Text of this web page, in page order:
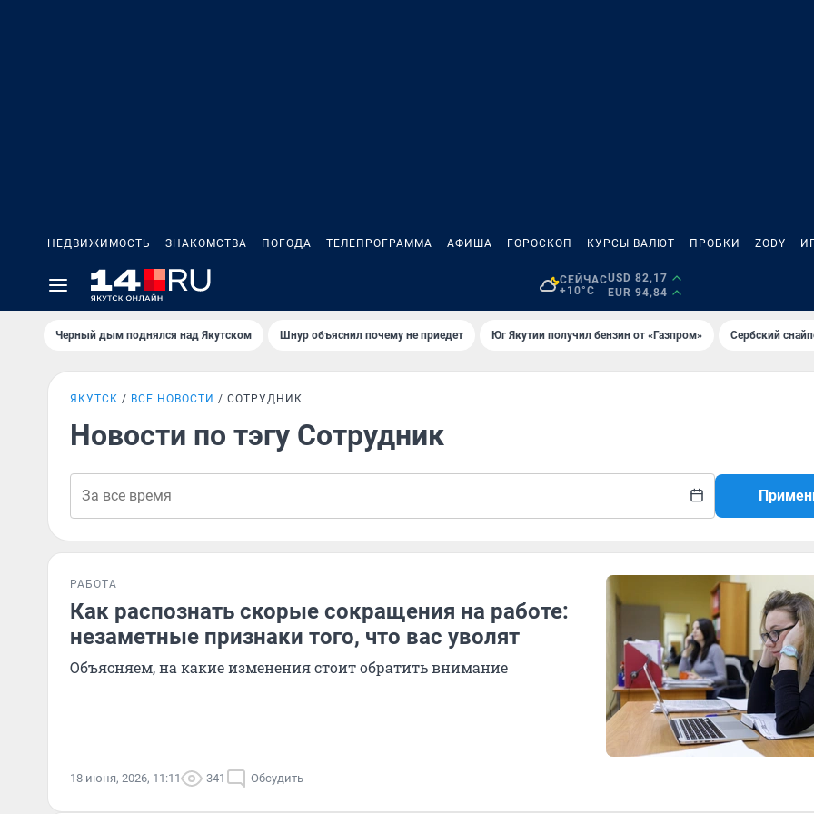
НЕДВИЖИМОСТЬ ЗНАКОМСТВА ПОГОДА ТЕЛЕПРОГРАММА АФИША ГОРОСКОП КУРСЫ ВАЛЮТ ПРОБКИ ZODY
СЕЙЧАС
+10°C
USD 82,17
EUR 94,84
Черный дым поднялся над Якутском Шнур объяснил почему не приедет Юг Якутии получил бензин от «Газпром» Сербский
ЯКУТСК ВСЕ НОВОСТИ СОТРУДНИК
Новости по тэгу Сотрудник
РАБОТА
Как распознать скорые сокращения на работе:
незаметные признаки того, что вас уволят
Объясняем, на какие изменения стоит обратить внимание
18 июня, 2026, 11:11 341 Обсудить